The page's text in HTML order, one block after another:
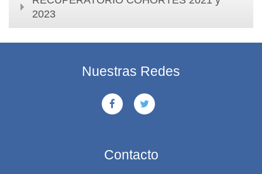
2023
Nuestras Redes
Contacto